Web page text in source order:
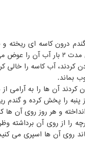
کردند، آب کاسه را
بماند.
کردند آن ها را به آرامی
پنبه را پخش کرده و
و هر روز روی آن ها
را از روی آن برداشته
روی آن ها اسپری می